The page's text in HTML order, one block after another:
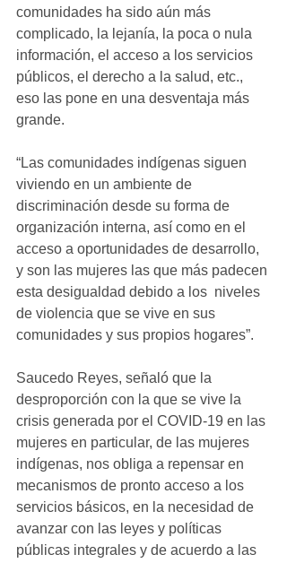
comunidades ha sido aún más
complicado, la lejanía, la poca o nula
información, el acceso a los servicios
públicos, el derecho a la salud, etc.,
eso las pone en una desventaja más
grande.
“Las comunidades indígenas siguen
viviendo en un ambiente de
discriminación desde su forma de
organización interna, así como en el
acceso a oportunidades de desarrollo,
y son las mujeres las que más padecen
esta desigualdad debido a los  niveles
de violencia que se vive en sus
comunidades y sus propios hogares”.
Saucedo Reyes, señaló que la
desproporción con la que se vive la
crisis generada por el COVID-19 en las
mujeres en particular, de las mujeres
indígenas, nos obliga a repensar en
mecanismos de pronto acceso a los
servicios básicos, en la necesidad de
avanzar con las leyes y políticas
públicas integrales y de acuerdo a las